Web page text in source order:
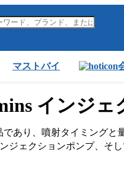
マストバイ
インジ
であり、噴射タイミング
ジェクションポンプ、